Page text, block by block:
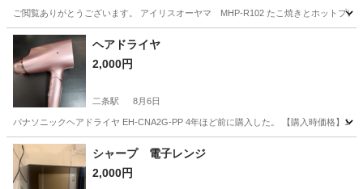
ご閲覧ありがとうございます。 アイリスオーヤマ MHP-R102 たこ焼きとホットプレ
京都 京田辺市 興戸駅
ヘアドライヤ
2,000円
二条駅 8月6日
パナソニックヘアドライヤ EH-CNA2G-PP 4年ほど前に購入した。 【購入時価格】
京都 京都市 美容家電
シャープ 電子レンジ
2,000円